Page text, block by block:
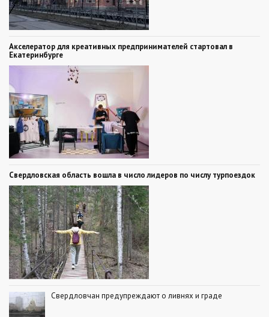
Акселератор для креативных предпринимателей стартовал в
Екатеринбурге
Свердловская область вошла в число лидеров по числу турпоездок
Свердловчан предупреждают о ливнях и граде